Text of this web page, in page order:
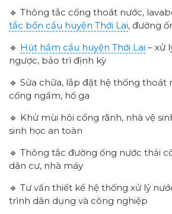
🔹 Thông tắc cống thoát nước,
tắc bồn cầu huyện Thới Lai, đường
🔹 Hút hầm cầu huyện Thới Lai – xử
ngược, bảo trì định kỳ
🔹 Sửa chữa, lắp đặt hệ thống thoát
cống ngầm, hố ga
🔹 Khử mùi hôi cống rãnh, nhà vệ
sinh học an toàn
🔹 Thông tắc đường ống nước thải
dân cư, nhà máy
🔹 Tư vấn thiết kế hệ thống xử lý
trình dân dụng và công nghiệp